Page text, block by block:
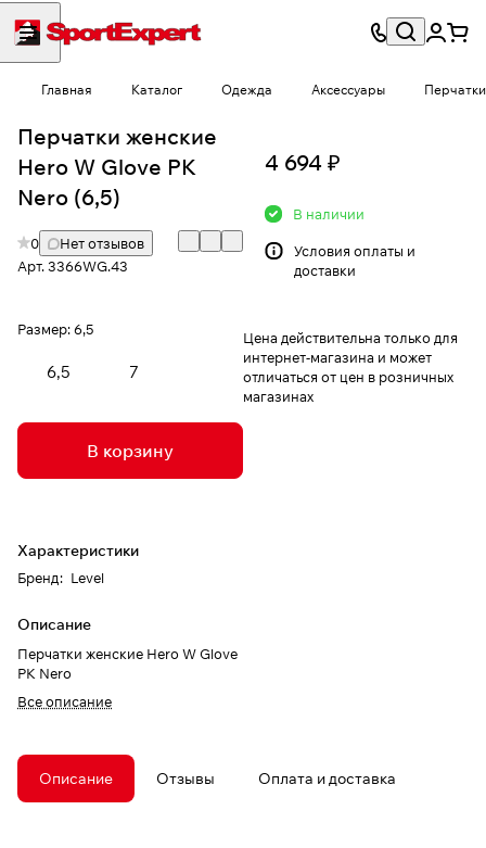
Главная Каталог Одежда Аксессуары Перчатки
Перчатки женские
Hero W Glove PK
Nero (6,5)
0
Нет отзывов
Арт.3366WG.43
Размер:6,5
6,5 7
В корзину
Характеристики
Бренд: Level
Описание
Перчатки женские Hero W Glove
PK Nero
Все описание
4 694 ₽
В наличии
Условия оплаты и
доставки
Цена действительна только для
интернет-магазина и может
отличаться от цен в розничных
магазинах
Описание Отзывы Оплата и доставка